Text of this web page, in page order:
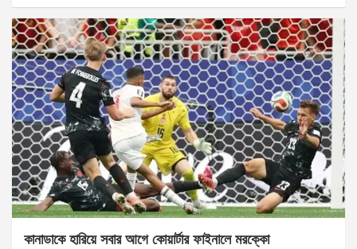
কানাডাকে হারিয়ে সবার আগে কোয়ার্টার ফাইনালে মরক্কো